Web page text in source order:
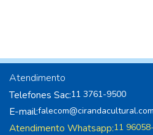
Atendimento
Telefones Sac:11 3761-9500
E-mail:
Atendimento Whatsapp:11